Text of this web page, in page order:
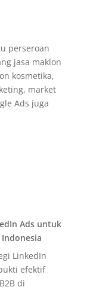
perseroan
jasa maklon
kosmetika,
market
Ads juga
Ads untuk
Indonesia
LinkedIn
efektif
di